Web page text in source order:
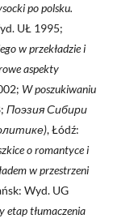
po polsku.
UŁ 1995;
w przekładzie i
aspekty
W poszukiwaniu
Поэзия Сибири
, Łódź:
o romantyce i
w przestrzeni
Wyd. UG
etap tłumaczenia